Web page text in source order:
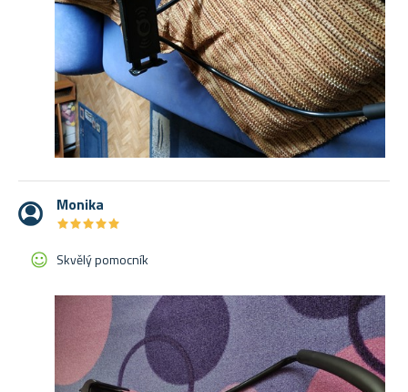
Monika
★★★★★
★★★★★
Skvělý pomocník